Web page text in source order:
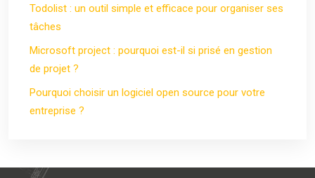
Todolist : un outil simple et efficace pour organiser ses
tâches
Microsoft project : pourquoi est-il si prisé en gestion
de projet ?
Pourquoi choisir un logiciel open source pour votre
entreprise ?